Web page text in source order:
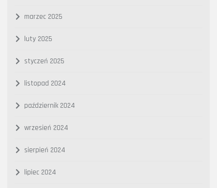
marzec 2025
luty 2025
styczeń 2025
listopad 2024
październik 2024
wrzesień 2024
sierpień 2024
lipiec 2024